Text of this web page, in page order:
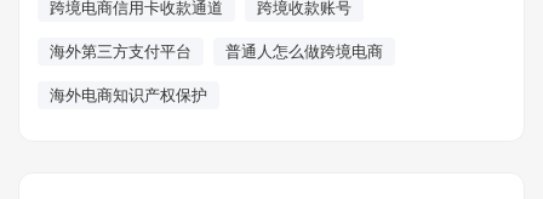
跨境电商信用卡收款通道 跨境收款账号
海外第三方支付平台 普通人怎么做跨境电商
海外电商知识产权保护